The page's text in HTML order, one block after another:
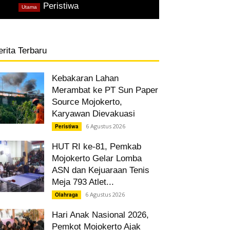
Peristiwa,
Utama
Terbaru
Kebakaran Lahan
Merambat ke PT Sun Paper
Source Mojokerto,
Karyawan Dievakuasi
Peristiwa 6 Agustus 2026
HUT RI ke-81, Pemkab
Mojokerto Gelar Lomba
ASN dan Kejuaraan Tenis
Meja 793 Atlet...
Olahraga 6 Agustus 2026
Hari Anak Nasional 2026,
Pemkot Mojokerto Ajak